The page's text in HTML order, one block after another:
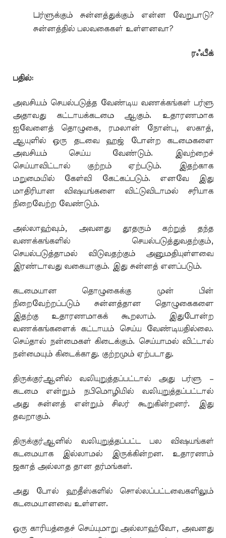
பர்ளுக்கும் சுன்னத்துக்கும் என்ன வேறுபாடு?
சுன்னத்தில் பலவகைகள் உள்ளனவா?
ரஃபீக்
பதில்:
அவசியம் செயல்படுத்த வேண்டிய வணக்கங்கள் பர்ளு
அதாவது கட்டாயக்கடமை ஆகும். உதாரணமாக
ஐவேளைத் தொழுகை, ரமலான் நோன்பு, ஸகாத்,
ஆயுளில் ஒரு தடவை ஹஜ் போன்ற கடமைகளை
அவசியம் செய்ய வேண்டும். இவற்றைச்
செய்யாவிட்டால் குற்றம் ஏற்படும். இதற்காக
மறுமையில் கேள்வி கேட்கப்படும். எனவே இது
மாதிரியான விஷயங்களை விட்டுவிடாமல் சரியாக
நிறைவேற்ற வேண்டும்.
அல்லாஹ்வும், அவனது தூதரும் கற்றுத் தந்த
வணக்கங்களில் செயல்படுத்துவதற்கும்,
செயல்படுத்தாமல் விடுவதற்கும் அனுமதியுள்ளவை
இரண்டாவது வகையாகும். இது சுன்னத் எனப்படும்.
கடமையான தொழுகைக்கு முன் பின்
நிறைவேற்றப்படும் சுன்னத்தான தொழுகைகளை
இதற்கு உதாரணமாகக் கூறலாம். இதுபோன்ற
வணக்கங்களைக் கட்டாயம் செய்ய வேண்டியதில்லை.
செய்தால் நன்மைகள் கிடைக்கும். செய்யாமல் விட்டால்
நன்மையும் கிடைக்காது. குற்றமும் ஏற்படாது.
திருக்குர்ஆனில் வலியுறுத்தப்பட்டால் அது பர்ளு –
கடமை என்றும் நபிமொழியில் வலியுறுத்தப்பட்டால்
அது சுன்னத் என்றும் சிலர் கூறுகின்றனர். இது
தவறாகும்.
திருக்குர்ஆனில் வலியுறுத்தப்பட்ட பல விஷயங்கள்
கடமையாக இல்லாமல் இருக்கின்றன. உதாரணம்
ஜகாத் அல்லாத தான தர்மங்கள்.
அது போல் ஹதீஸ்களில் சொல்லப்பட்டவைகளிலும்
கடமையானவை உள்ளன.
ஒரு காரியத்தைச் செய்யுமாறு அல்லாஹ்வோ, அவனது